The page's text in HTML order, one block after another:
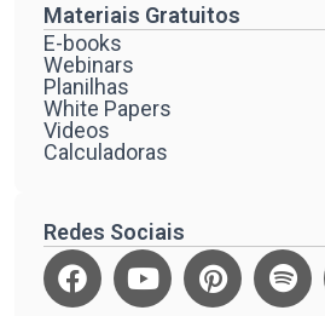
Materiais Gratuitos
E-books
Webinars
Planilhas
White Papers
Videos
Calculadoras
Redes Sociais